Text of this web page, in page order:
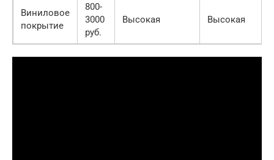
Виниловое
покрытие
800-
3000
руб.
Высокая Высокая